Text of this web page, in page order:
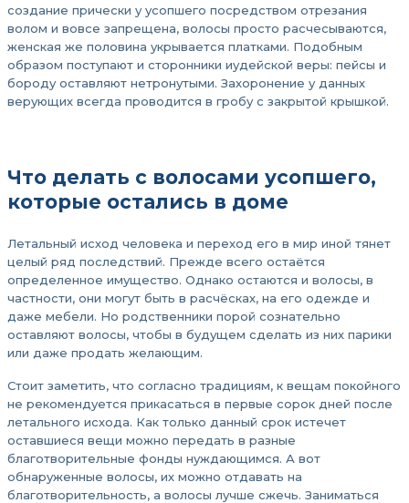
создание прически у усопшего посредством отрезания
волом и вовсе запрещена, волосы просто расчесываются,
женская же половина укрывается платками. Подобным
образом поступают и сторонники иудейской веры: пейсы и
бороду оставляют нетронутыми. Захоронение у данных
верующих всегда проводится в гробу с закрытой крышкой.
Что делать с волосами усопшего,
которые остались в доме
Летальный исход человека и переход его в мир иной тянет
целый ряд последствий. Прежде всего остаётся
определенное имущество. Однако остаются и волосы, в
частности, они могут быть в расчёсках, на его одежде и
даже мебели. Но родственники порой сознательно
оставляют волосы, чтобы в будущем сделать из них парики
или даже продать желающим.
Стоит заметить, что согласно традициям, к вещам покойного
не рекомендуется прикасаться в первые сорок дней после
летального исхода. Как только данный срок истечет
оставшиеся вещи можно передать в разные
благотворительные фонды нуждающимся. А вот
обнаруженные волосы, их можно отдавать на
благотворительность, а волосы лучше сжечь. Заниматься